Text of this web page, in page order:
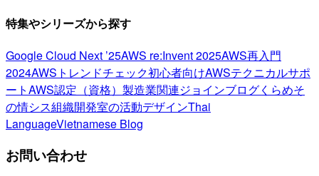
特集やシリーズから探す
Google Cloud Next ’25AWS re:Invent 2025AWS再入門
2024AWSトレンドチェック初心者向けAWSテクニカルサポ
ートAWS認定（資格） 製造業関連ジョインブログくらめそ
の情シス組織開発室の活動デザインThai
LanguageVietnamese Blog
お問い合わせ